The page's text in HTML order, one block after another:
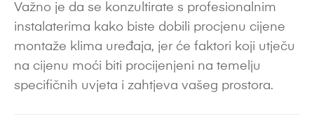
Važno je da se konzultirate s profesionalnim
instalaterima kako biste dobili procjenu cijene
montaže klima uređaja, jer će faktori koji utječu
na cijenu moći biti procijenjeni na temelju
specifičnih uvjeta i zahtjeva vašeg prostora.